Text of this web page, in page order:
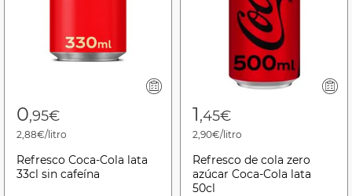
0,95€
2,88€/litro
Refresco Coca-Cola lata
33cl sin cafeína
1,45€
2,90€/litro
Refresco de cola zero
azúcar Coca-Cola lata
50cl